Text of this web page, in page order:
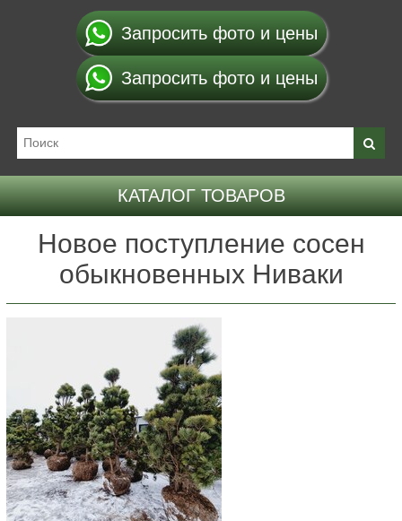
Запросить фото и цены
Запросить фото и цены
КАТАЛОГ ТОВАРОВ
Новое поступление сосен
обыкновенных Ниваки